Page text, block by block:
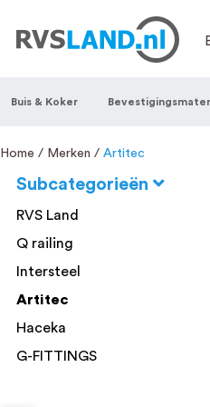
RVS Land is een
trapleuningen,
een eigen
staat persoonlijke
Buis & Koker
Home Merken Artitec
Subcategorieën
RVS Land
Q railing
Intersteel
Artitec
Haceka
G-FITTINGS